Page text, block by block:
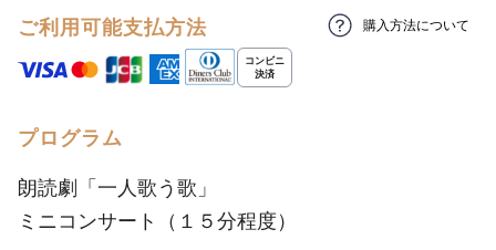
ご利用可能支払方法 購入方法について
プログラム
朗読劇「一人歌う歌」
ミニコンサート（１５分程度）